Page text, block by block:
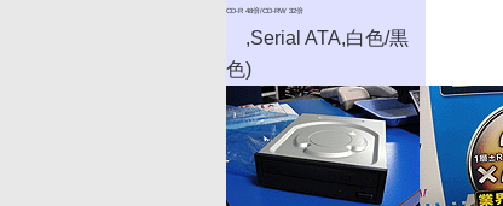
CD-R 48倍/CD-RW 32倍
,Serial ATA,白色/黒
色)